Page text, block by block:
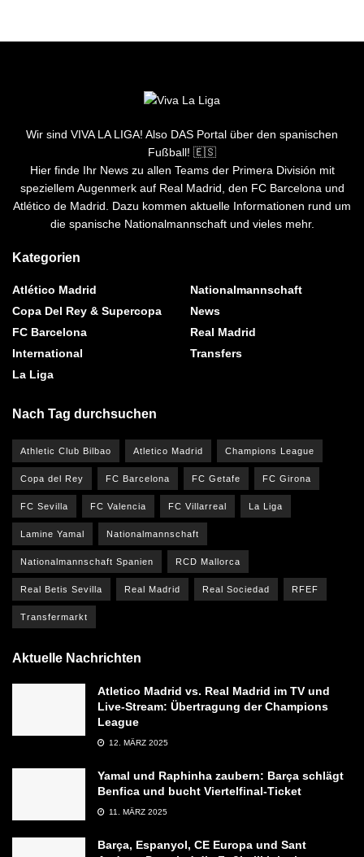
Wir sind VIVA LA LIGA! Also DAS Portal über den spanischen
Fußball! 🇪🇸
Hier finde Ihr News zu allen Teams der Primera División mit
speziellem Augenmerk auf Real Madrid, den FC Barcelona und
Atlético de Madrid. Dazu kommen aktuelle Informationen rund um
die spanische Nationalmannschaft und vieles mehr.
Kategorien
Atlético Madrid
Copa Del Rey & Supercopa
FC Barcelona
International
La Liga
Nationalmannschaft
News
Real Madrid
Transfers
Nach Tag durchsuchen
Athletic Club Bilbao Atletico Madrid Champions League
Copa del Rey FC Barcelona FC Getafe FC Girona
FC Sevilla FC Valencia FC Villarreal La Liga
Lamine Yamal Nationalmannschaft
Nationalmannschaft Spanien RCD Mallorca
Real Betis Sevilla Real Madrid Real Sociedad RFEF
Transfermarkt
Aktuelle Nachrichten
Atletico Madrid vs. Real Madrid im TV und
Live-Stream: Übertragung der Champions
League
12. MÄRZ 2025
Yamal und Raphinha zaubern: Barça schlägt
Benfica und bucht Viertelfinal-Ticket
11. MÄRZ 2025
Barça, Espanyol, CE Europa und Sant